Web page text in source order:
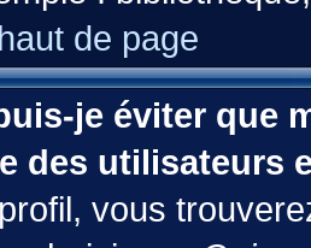
de page
je éviter que
des utilisateurs
vous